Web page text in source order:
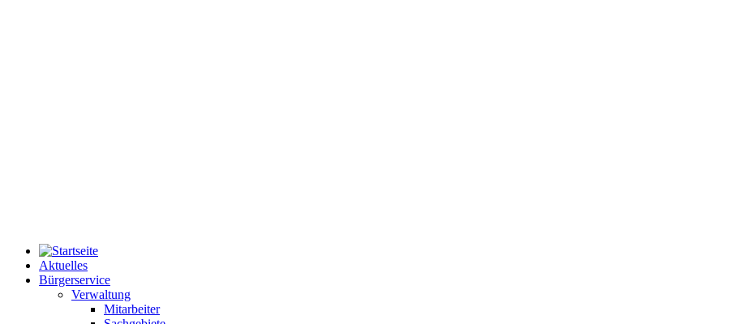
Aktuelles
Bürgerservice
Verwaltung
Mitarbeiter